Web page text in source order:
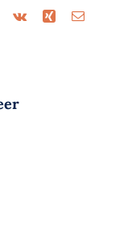
Vk Xing Email